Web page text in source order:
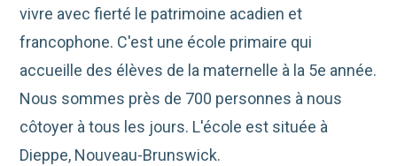
vivre avec fierté le patrimoine acadien et
francophone. C'est une école primaire qui
accueille des élèves de la maternelle à la 5e année.
Nous sommes près de 700 personnes à nous
côtoyer à tous les jours. L'école est située à
Dieppe, Nouveau-Brunswick.